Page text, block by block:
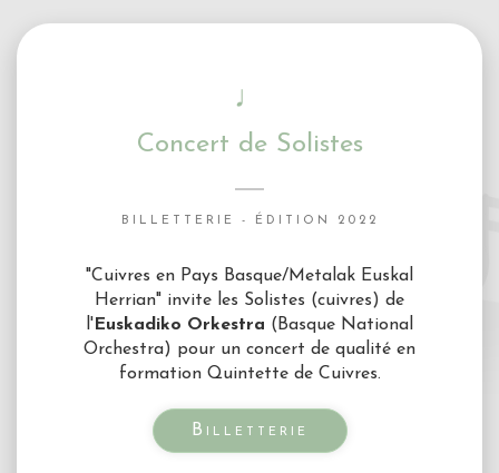
♩
Concert de Solistes
BILLETTERIE - ÉDITION 2022
"Cuivres en Pays Basque/Metalak Euskal
Herrian" invite les Solistes (cuivres) de
l' Euskadiko Orkestra (Basque National
Orchestra) pour un concert de qualité en
formation Quintette de Cuivres.
Billetterie